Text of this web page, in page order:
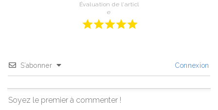
Évaluation de l'articl
e
S’abonner Connexion